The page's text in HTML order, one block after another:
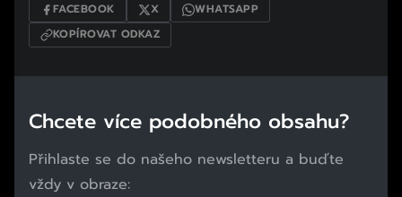
FACEBOOK X
WHATSAPP
KOPÍROVAT ODKAZ
Chcete více podobného obsahu?
Přihlaste se do našeho newsletteru a buďte
vždy v obraze: